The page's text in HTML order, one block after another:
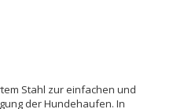
Stahl zur einfachen und
der Hundehaufen. In